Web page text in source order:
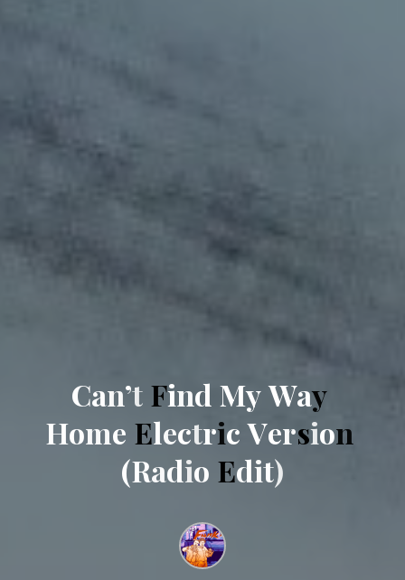
Can’t Find MyWay
Home ElectricVersion
(Radio Edit)